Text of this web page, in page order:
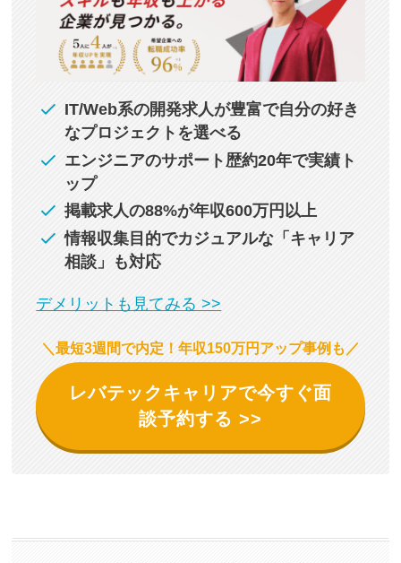
IT/Web系の開発求人が豊富で自分の好き
なプロジェクトを選べる
エンジニアのサポート歴約20年で実績ト
ップ
掲載求人の88%が年収600万円以上
情報収集目的でカジュアルな「キャリア
相談」も対応
デメリットも見てみる >>
＼最短3週間で内定！年収150万円アップ事例も／
レバテックキャリアで今すぐ面
談予約する >>